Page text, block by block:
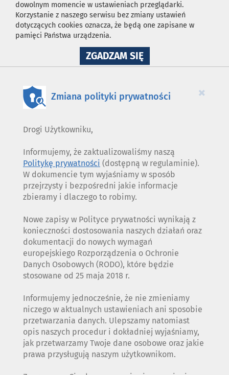
dowolnym momencie w ustawieniach przeglądarki.
Korzystanie z naszego serwisu bez zmiany ustawień
dotyczących cookies oznacza, że będą one zapisane w
pamięci Państwa urządzenia.
ZGADZAM SIĘNA
WYKORZYSTANIE
×
Zmiana polityki prywatności
Drogi Użytkowniku,
Informujemy, że zaktualizowaliśmy naszą
Politykę prywatności (dostępną w regulaminie).
W dokumencie tym wyjaśniamy w sposób
przejrzysty i bezpośredni jakie informacje
zbieramy i dlaczego to robimy.
Nowe zapisy w Polityce prywatności wynikają z
konieczności dostosowania naszych działań oraz
dokumentacji do nowych wymagań
europejskiego Rozporządzenia o Ochronie
Danych Osobowych (RODO), które będzie
stosowane od 25 maja 2018 r.
Informujemy jednocześnie, że nie zmieniamy
niczego w aktualnych ustawieniach ani sposobie
przetwarzania danych. Ulepszamy natomiast
opis naszych procedur i dokładniej wyjaśniamy,
jak przetwarzamy Twoje dane osobowe oraz jakie
prawa przysługują naszym użytkownikom.